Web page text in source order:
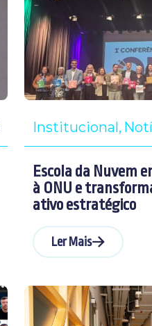
Institucional
Escola da Nuvem
à ONU e
ativo estratégico
Ler Mais